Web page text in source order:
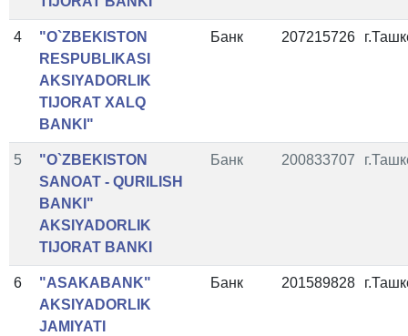
4
"O`ZBEKISTON
RESPUBLIKASI
AKSIYADORLIK
TIJORAT XALQ
BANKI"
Банк 207215726
5
"O`ZBEKISTON
SANOAT - QURILISH
BANKI"
AKSIYADORLIK
TIJORAT BANKI
Банк 200833707
6
"ASAKABANK"
AKSIYADORLIK
JAMIYATI
Банк 201589828